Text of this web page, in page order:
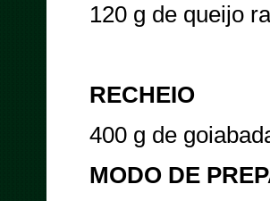
120 g de queijo
RECHEIO
400 g de
MODO DE